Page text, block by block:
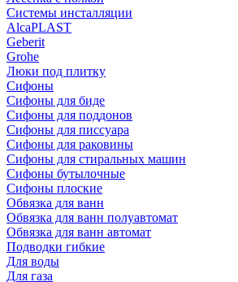
Системы инсталляции
AlcaPLAST
Geberit
Grohe
Люки под плитку
Сифоны
Сифoны для биде
Сифoны для поддонов
Сифoны для писсуара
Сифоны для раковины
Сифоны для стиральных машин
Сифоны бутылочные
Сифоны плоские
Обвязка для ванн
Обвязка для ванн полуавтомат
Обвязка для ванн автомат
Подводки гибкие
Для воды
Для газа